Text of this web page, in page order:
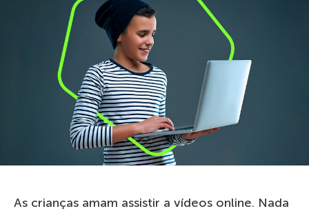
As crianças amam assistir a vídeos online. Nada